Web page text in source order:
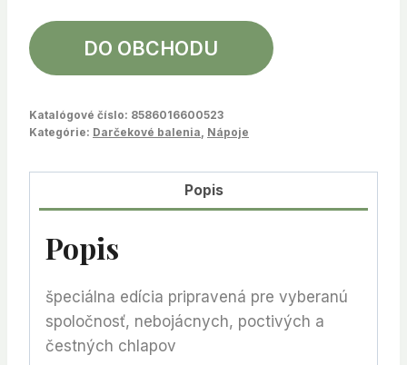
DO OBCHODU
Katalógové číslo: 8586016600523
Kategórie: Darčekové balenia, Nápoje
Popis
Popis
špeciálna edícia pripravená pre vyberanú
spoločnosť, nebojácnych, poctivých a
čestných chlapov